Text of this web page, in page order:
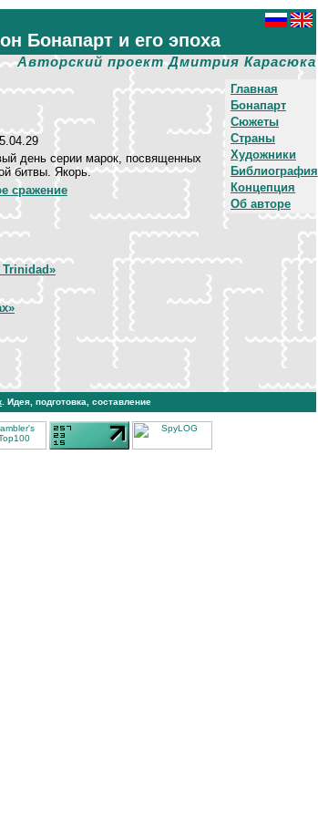
Бонапарт и его эпоха
Авторский проект Дмитрия Карасюка
Главная
Бонапарт
Сюжеты
Страны
Художники
Библиография
Концепция
Об авторе
день серии марок, посвященных
битвы. Якорь.
сражение
Trinidad»
. Идея, подготовка, составление